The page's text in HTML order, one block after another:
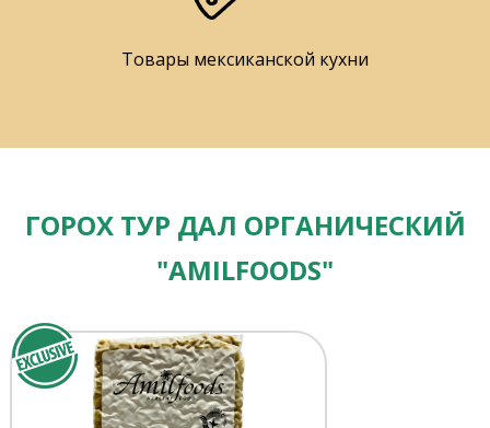
Товары мексиканской кухни
ГОРОХ ТУР ДАЛ ОРГАНИЧЕСКИЙ
"AMILFOODS"